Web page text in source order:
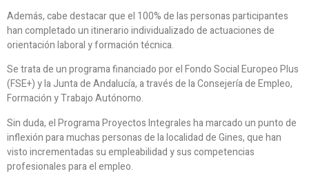
Además, cabe destacar que el 100% de las personas participantes
han completado un itinerario individualizado de actuaciones de
orientación laboral y formación técnica.
Se trata de un programa financiado por el Fondo Social Europeo Plus
(FSE+) y la Junta de Andalucía, a través de la Consejería de Empleo,
Formación y Trabajo Autónomo.
Sin duda, el Programa Proyectos Integrales ha marcado un punto de
inflexión para muchas personas de la localidad de Gines, que han
visto incrementadas su empleabilidad y sus competencias
profesionales para el empleo.